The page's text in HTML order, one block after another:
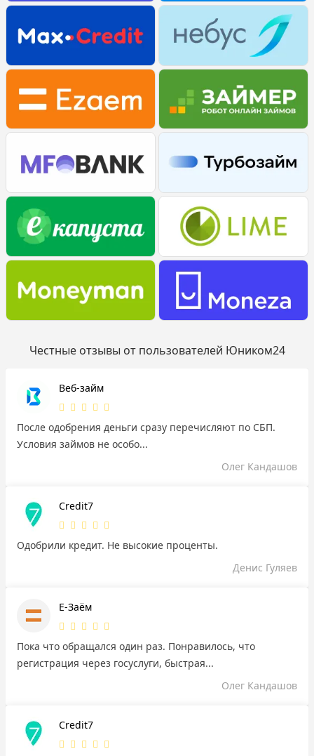
Честные отзывы от пользователей Юником24
Веб-займ
После одобрения деньги сразу перечисляют по СБП.
Условия займов не особо...
Олег Кандашов
Credit7
Одобрили кредит. Не высокие проценты.
Денис Гуляев
Е-Заём
Пока что обращался один раз. Понравилось, что
регистрация через госуслуги, быстрая...
Олег Кандашов
Credit7